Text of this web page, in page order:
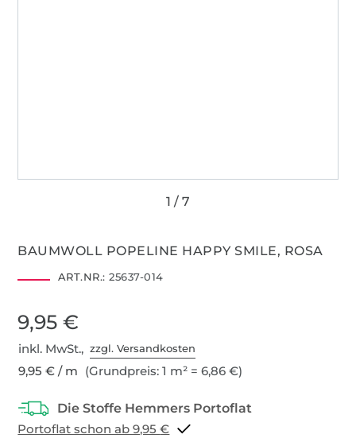
BAUMWOLL POPELINE HAPPY SMILE, ROSA
ART.NR.: 25637-014
9,95 €
inkl. MwSt.,zzgl. Versandkosten
9,95 € / m (Grundpreis: 1 m² = 6,86 €)
Portoflat schon ab 9,95 €